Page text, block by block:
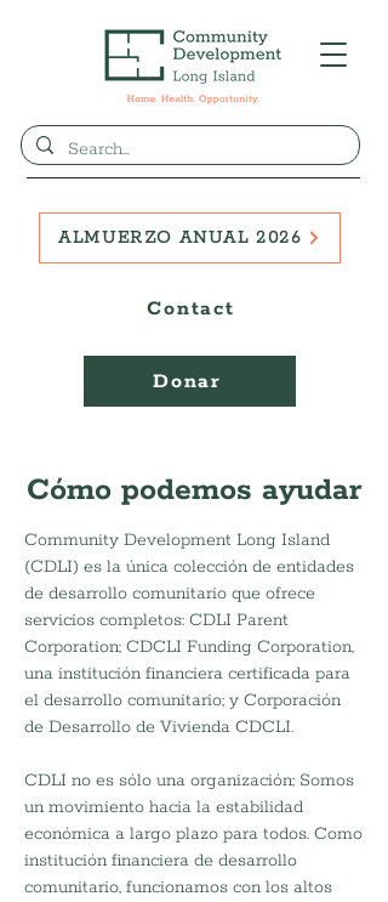
Donar
Contact
ALMUERZO ANUAL 2026
Cómo podemos ayudar
Community Development Long Island
(CDLI) es la única colección de entidades
de desarrollo comunitario que ofrece
servicios completos: CDLI Parent
Corporation; CDCLI Funding Corporation,
una institución financiera certificada para
el desarrollo comunitario; y Corporación
de Desarrollo de Vivienda CDCLI.
CDLI no es sólo una organización; Somos
un movimiento hacia la estabilidad
económica a largo plazo para todos. Como
institución financiera de desarrollo
comunitario, funcionamos con los altos